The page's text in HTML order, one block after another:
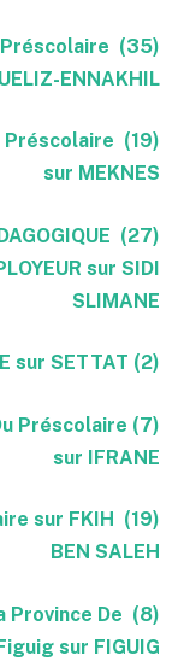
Préscolaire
ENNAKHIL
Préscolaire
sur MEKNES
sur SIDI
SLIMANE
(2) EDUCATEUR/EDUCATRICE sur SETTAT
Préscolaire
sur IFRANE
sur FKIH
BEN SALEH
Province De
sur FIGUIG